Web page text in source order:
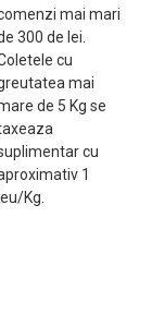
mai mari
300 de lei.
cu
mai
de 5 Kg se
cu
1
leu/Kg.